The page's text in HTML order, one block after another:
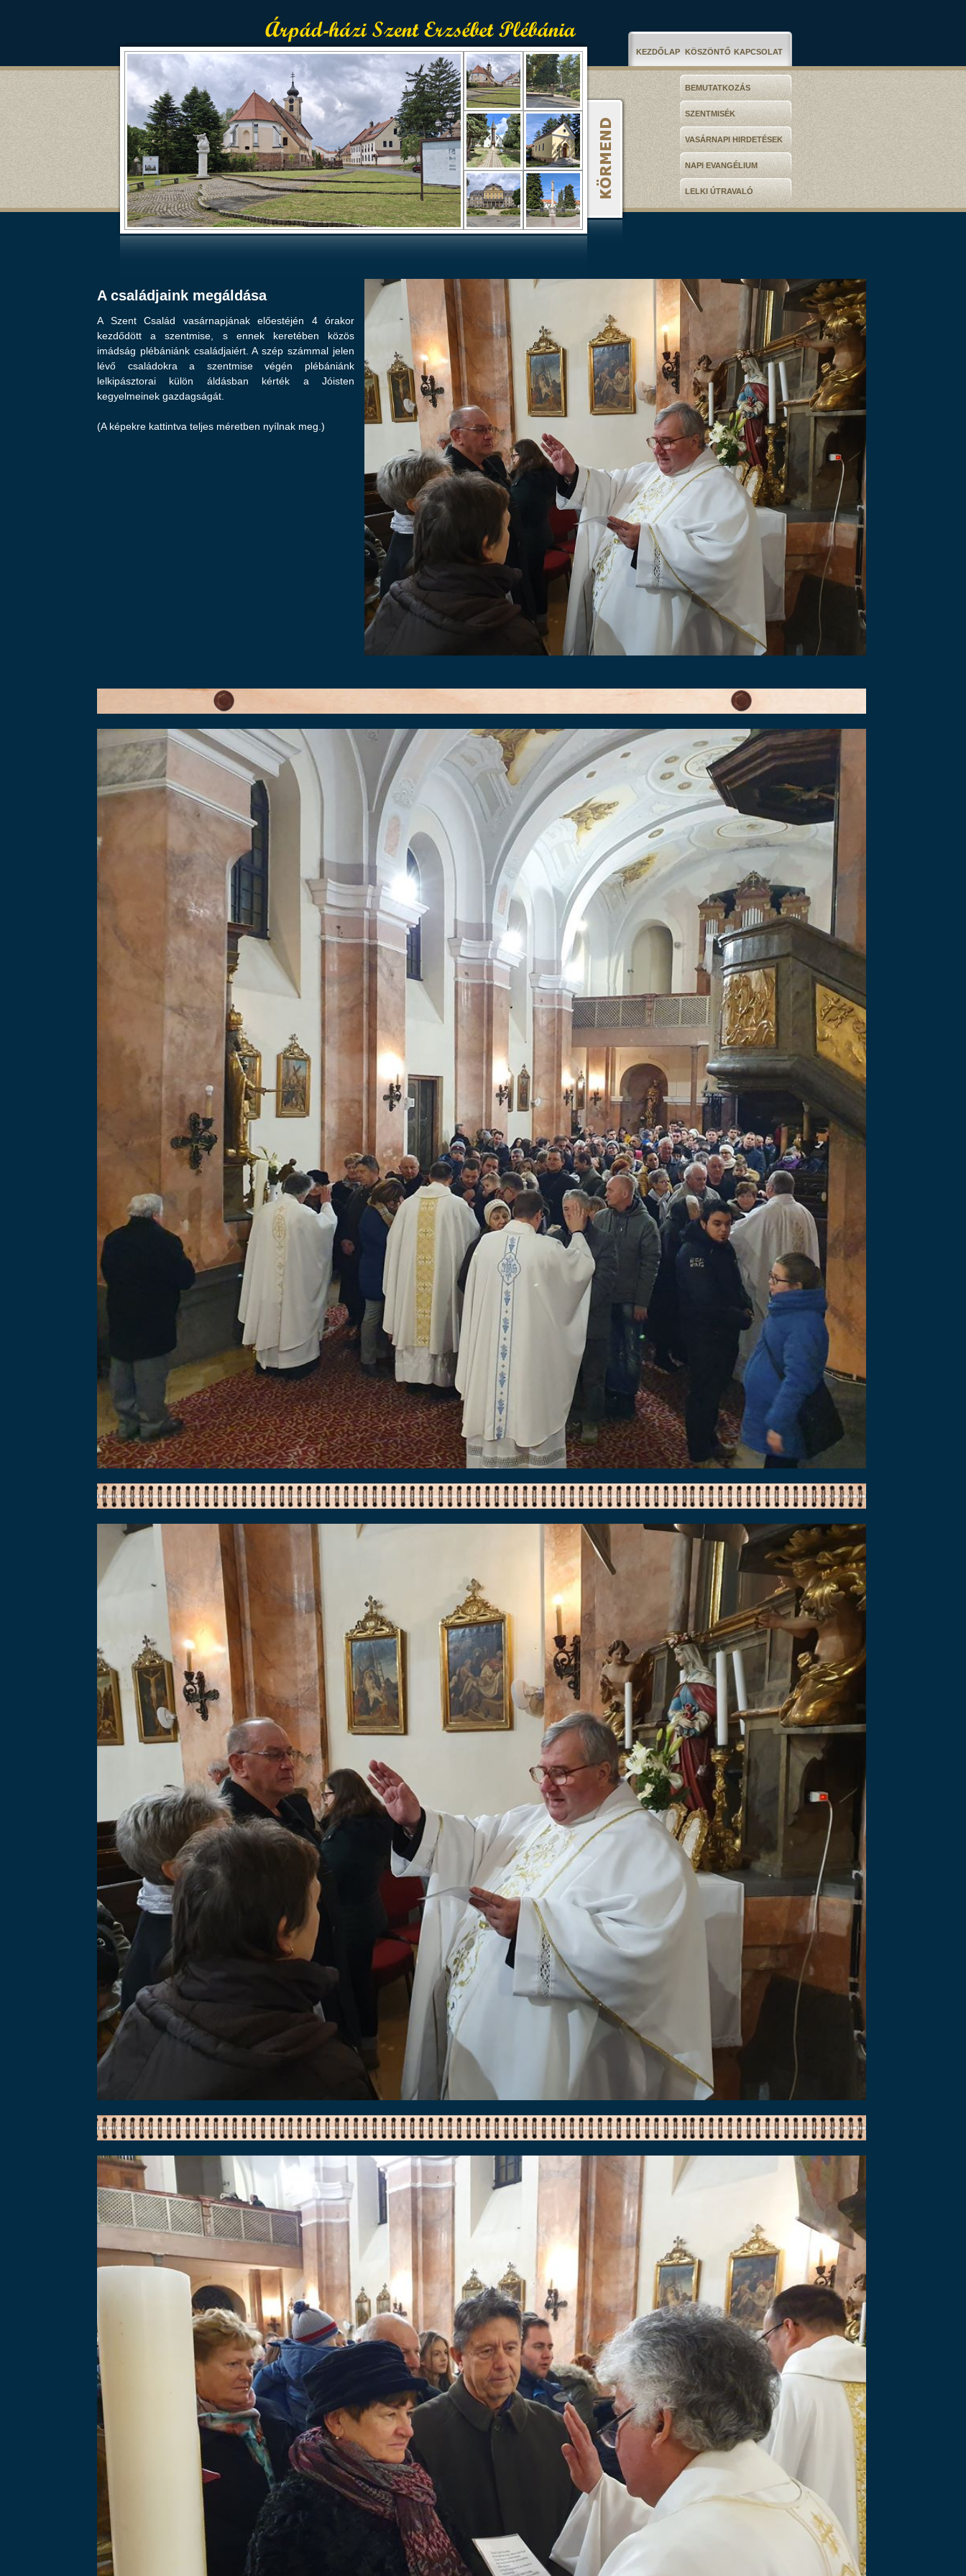
KEZDŐLAP KÖSZÖNTŐ KAPCSOLAT
BEMUTATKOZÁS
SZENTMISÉK
VASÁRNAPI HIRDETÉSEK
NAPI EVANGÉLIUM
LELKI ÚTRAVALÓ
A családjaink megáldása
A Szent Család vasárnapjának előestéjén 4 órakor
kezdődött a szentmise, s ennek keretében közös
imádság plébániánk családjaiért. A szép számmal jelen
lévő családokra a szentmise végén plébániánk
lelkipásztorai külön áldásban kérték a Jóisten
kegyelmeinek gazdagságát.
(A képekre kattintva teljes méretben nyílnak meg.)